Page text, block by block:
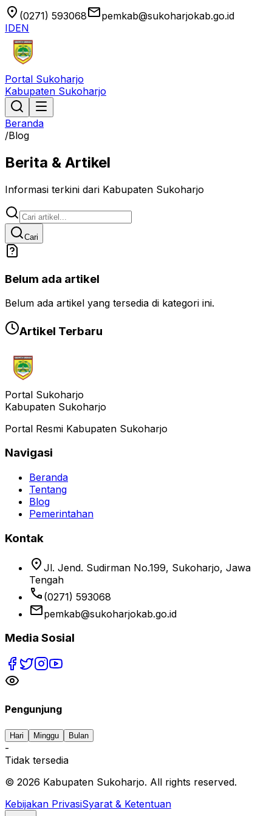
location_on (0271) 593068emailpemkab@sukoharjokab.go.id
IDEN
Portal Sukoharjo
Kabupaten Sukoharjo
Beranda
/Blog
Berita & Artikel
Informasi terkini dari Kabupaten Sukoharjo
Cari
Belum ada artikel
Belum ada artikel yang tersedia di kategori ini.
Artikel Terbaru
Portal Sukoharjo
Kabupaten Sukoharjo
Portal Resmi Kabupaten Sukoharjo
Navigasi
Beranda
Tentang
Blog
Pemerintahan
Kontak
location_on Jl. Jend. Sudirman No.199, Sukoharjo, Jawa
Tengah
phone (0271) 593068
emailpemkab@sukoharjokab.go.id
Media Sosial
Pengunjung
Hari Minggu Bulan
-
Tidak tersedia
© 2026 Kabupaten Sukoharjo. All rights reserved.
Kebijakan PrivasiSyarat & Ketentuan